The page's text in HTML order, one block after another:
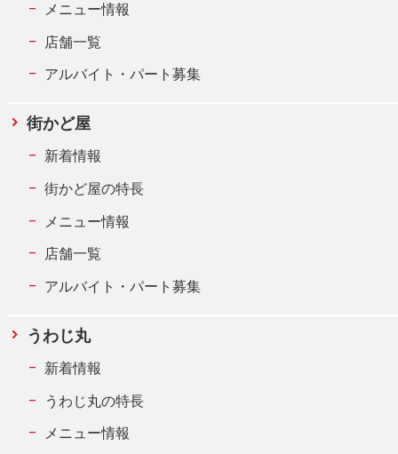
メニュー情報
店舗一覧
アルバイト・パート募集
街かど屋
新着情報
街かど屋の特長
メニュー情報
店舗一覧
アルバイト・パート募集
うわじ丸
新着情報
うわじ丸の特長
メニュー情報